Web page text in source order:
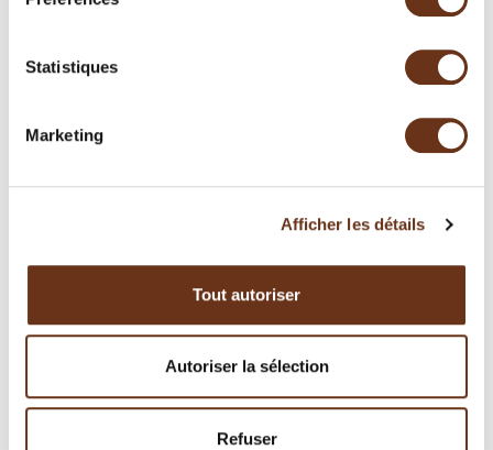
Statistiques
Marketing
Afficher les détails
Tout autoriser
Autoriser la sélection
Refuser